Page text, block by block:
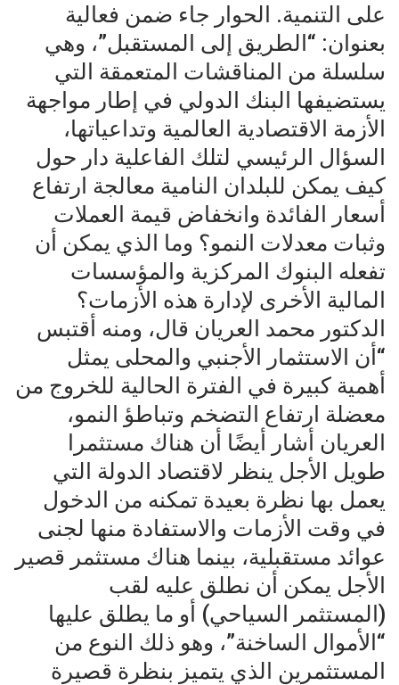
على التنمية. الحوار جاء ضمن فعالية
بعنوان: “الطريق إلى المستقبل”، وهي
سلسلة من المناقشات المتعمقة التي
يستضيفها البنك الدولي في إطار مواجهة
الأزمة الاقتصادية العالمية وتداعياتها،
السؤال الرئيسي لتلك الفاعلية دار حول
كيف يمكن للبلدان النامية معالجة ارتفاع
أسعار الفائدة وانخفاض قيمة العملات
وثبات معدلات النمو؟ وما الذي يمكن أن
تفعله البنوك المركزية والمؤسسات
المالية الأخرى لإدارة هذه الأزمات؟
الدكتور محمد العريان قال، ومنه أقتبس
“أن الاستثمار الأجنبي والمحلى يمثل
أهمية كبيرة في الفترة الحالية للخروج من
معضلة ارتفاع التضخم وتباطؤ النمو،
العريان أشار أيضًا أن هناك مستثمرا
طويل الأجل ينظر لاقتصاد الدولة التي
يعمل بها نظرة بعيدة تمكنه من الدخول
في وقت الأزمات والاستفادة منها لجنى
عوائد مستقبلية، بينما هناك مستثمر قصير
الأجل يمكن أن نطلق عليه لقب
(المستثمر السياحي) أو ما يطلق عليها
“الأموال الساخنة”، وهو ذلك النوع من
المستثمرين الذي يتميز بنظرة قصيرة